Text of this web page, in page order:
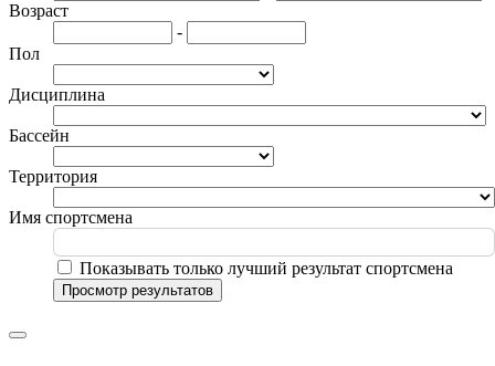
Возраст
-
Пол
Дисциплина
Бассейн
Территория
Имя спортсмена
Показывать только лучший результат спортсмена
Просмотр результатов